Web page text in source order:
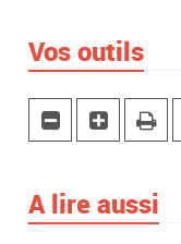
Vos outils
A lire aussi